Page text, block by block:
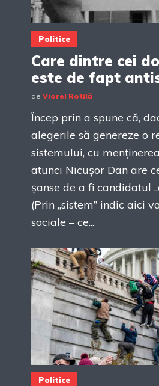
Politice
Care dintre cei
este de fapt
de Viorel Rotilă
Încep prin a spune că,
alegerile să genereze o
sistemului, cu
atunci Nicușor Dan are
șanse de a fi candidatul
(Prin „sistem” indic aici
sociale – ce...
Politice